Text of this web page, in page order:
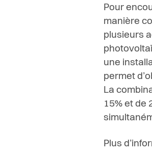
Pour
manière
plusieurs
une
permet
La
15% et de
Plus